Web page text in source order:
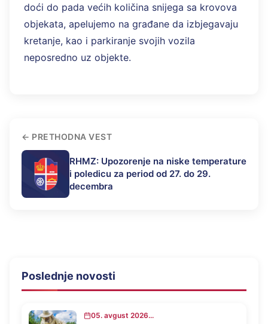
doći do pada većih količina snijega sa krovova
objekata, apelujemo na građane da izbjegavaju
kretanje, kao i parkiranje svojih vozila
neposredno uz objekte.
PRETHODNA VEST
RHMZ: Upozorenje na niske temperature
i poledicu za period od 27. do 29.
decembra
Poslednje novosti
05. avgust 2026...